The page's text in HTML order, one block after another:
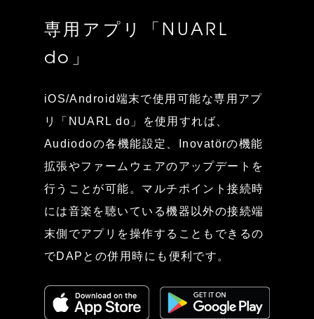
専用アプリ「NUARL
do」
iOS/Android端末で使用可能な専用アプ
リ「NUARL do」を使用すれば、
Audiodoの各機能設定、Inovatörの機能
拡張やファームウェアのアップデートを
行うことが可能。マルチポイント接続時
には音楽を聴いている機器以外の接続端
末側でアプリを操作することもできるの
でDAPとの併用時にも便利です。